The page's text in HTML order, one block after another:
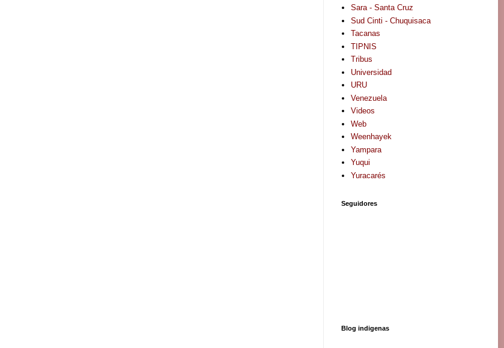
Sara - Santa Cruz
Sud Cinti - Chuquisaca
Tacanas
TIPNIS
Tribus
Universidad
URU
Venezuela
Videos
Web
Weenhayek
Yampara
Yuqui
Yuracarés
Seguidores
Blog indigenas